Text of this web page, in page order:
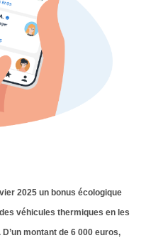
2025 un bonus écologique
véhicules thermiques en les
montant de 6 000 euros,